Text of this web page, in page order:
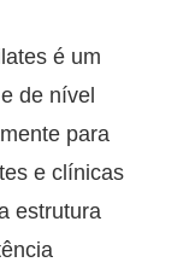
é um
de nível
para
e clínicas
estrutura